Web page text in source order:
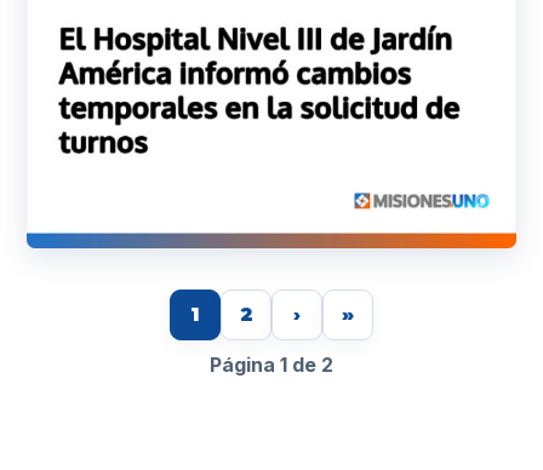
1 2 › »
Página 1 de 2